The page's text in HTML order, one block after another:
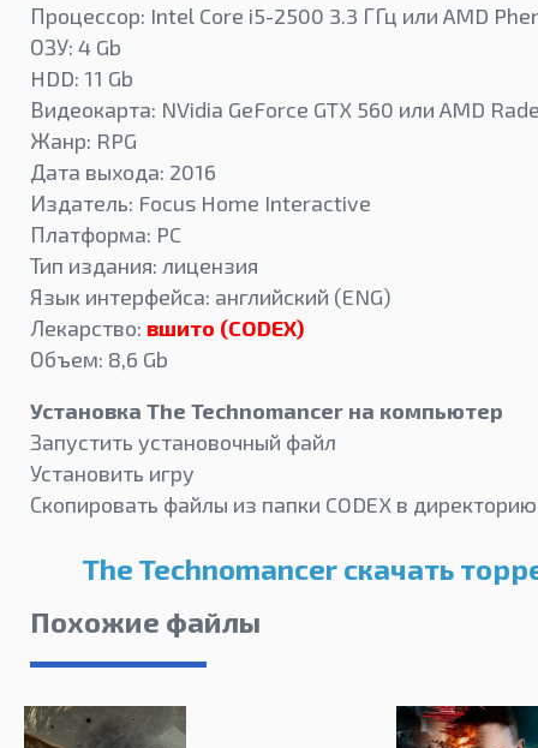
Процессор: Intel Core i5-2500 3.3 ГГц или AMD
ОЗУ: 4 Gb
HDD: 11 Gb
Видеокарта: NVidia GeForce GTX 560 или AMD
Жанр: RPG
Дата выхода: 2016
Издатель: Focus Home Interactive
Платформа: PC
Тип издания: лицензия
Язык интерфейса: английский (ENG)
Лекарство: вшито (CODEX)
Объем: 8,6 Gb
Установка The Technomancer на компьютер
Запустить установочный файл
Установить игру
Скопировать файлы из папки CODEX в
The Technomancer скачать
Похожие файлы